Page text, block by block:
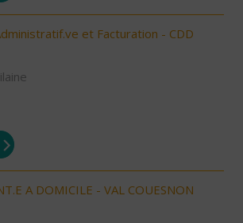
et Facturation - CDD
A DOMICILE - VAL COUESNON